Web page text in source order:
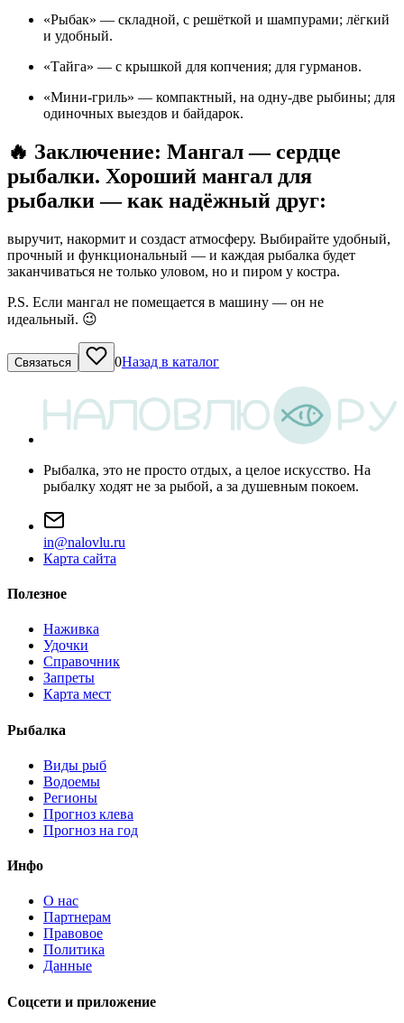
«Рыбак» — складной, с решёткой и шампурами; лёгкий
и удобный.
«Тайга» — с крышкой для копчения; для гурманов.
«Мини-гриль» — компактный, на одну-две рыбины; для
одиночных выездов и байдарок.
🔥 Заключение: Мангал — сердце
рыбалки. Хороший мангал для
рыбалки — как надёжный друг:
выручит, накормит и создаст атмосферу. Выбирайте удобный,
прочный и функциональный — и каждая рыбалка будет
заканчиваться не только уловом, но и пиром у костра.
P.S. Если мангал не помещается в машину — он не
идеальный. 😉
Связаться 0Назад в каталог
Рыбалка, это не просто отдых, а целое искусство. На
рыбалку ходят не за рыбой, а за душевным покоем.
in@nalovlu.ru
Карта сайта
Полезное
Наживка
Удочки
Справочник
Запреты
Карта мест
Рыбалка
Виды рыб
Водоемы
Регионы
Прогноз клева
Прогноз на год
Инфо
О нас
Партнерам
Правовое
Политика
Данные
Соцсети и приложение